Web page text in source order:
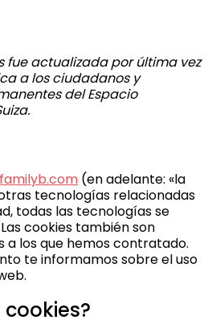
fue actualizada por última vez
a los ciudadanos y
del Espacio
(en adelante: «la
tecnologías relacionadas
todas las tecnologías se
cookies también son
los que hemos contratado.
te informamos sobre el uso
cookies?